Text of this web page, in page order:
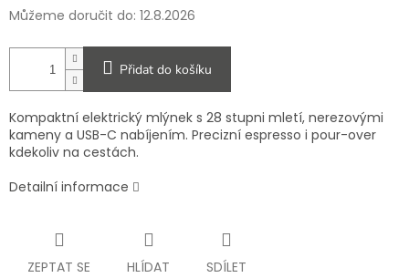
Můžeme doručit do: 12.8.2026
Přidat do košíku
Kompaktní elektrický mlýnek s 28 stupni mletí, nerezovými
kameny a USB-C nabíjením. Precizní espresso i pour-over
kdekoliv na cestách.
Detailní informace
ZEPTAT SE HLÍDAT SDÍLET